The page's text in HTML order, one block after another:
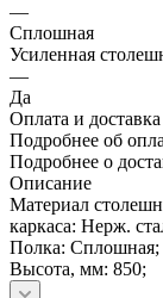
—
Сплошная
Усиленная
—
Да
Оплата и доставка
Подробнее об
Подробнее о
Описание
Материал
каркаса: Нерж.
Полка:
Высота, мм: 850;